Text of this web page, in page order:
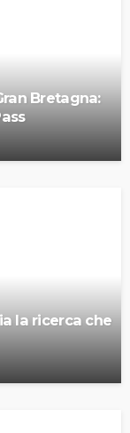
Bretagna:
la ricerca che